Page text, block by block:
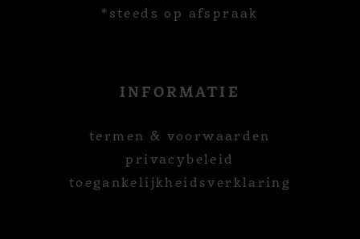
*steeds op afspraak
INFORMATIE
termen & voorwaarden
privacybeleid
toegankelijkheidsverklaring